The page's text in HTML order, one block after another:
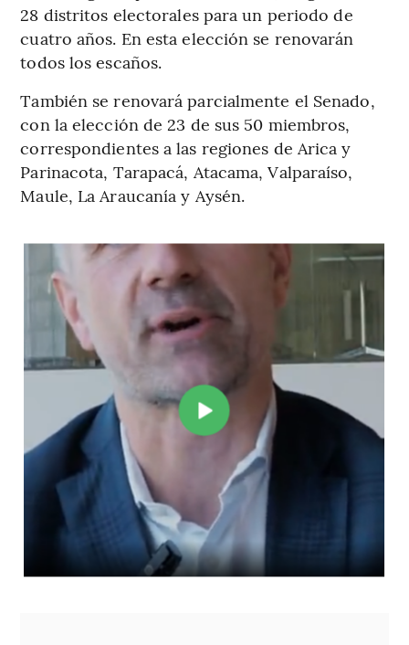
28 distritos electorales para un periodo de
cuatro años. En esta elección se renovarán
todos los escaños.
También se renovará parcialmente el Senado,
con la elección de 23 de sus 50 miembros,
correspondientes a las regiones de Arica y
Parinacota, Tarapacá, Atacama, Valparaíso,
Maule, La Araucanía y Aysén.